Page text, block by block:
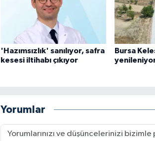
'Hazımsızlık' sanılıyor, safra
kesesi iltihabı çıkıyor
Bursa
Yorumlar